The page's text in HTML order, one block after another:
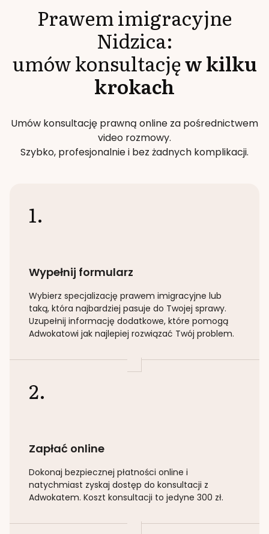
Prawem imigracyjne
Nidzica:
umów konsultacjęw kilku
krokach
Umów konsultację prawną online za pośrednictwem
video rozmowy.
Szybko, profesjonalnie i bez żadnych komplikacji.
1.
Wypełnij formularz
Wybierz specjalizację prawem imigracyjne lub
taką, która najbardziej pasuje do Twojej sprawy.
Uzupełnij informację dodatkowe, które pomogą
Adwokatowi jak najlepiej rozwiązać Twój problem.
2.
Zapłać online
Dokonaj bezpiecznej płatności online i
natychmiast zyskaj dostęp do konsultacji z
Adwokatem. Koszt konsultacji to jedyne 300 zł.